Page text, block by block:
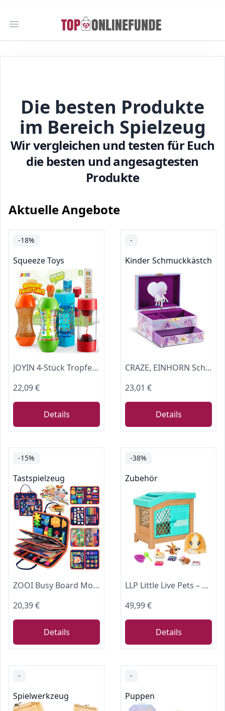
Open main menu
Die besten Produkte
im Bereich Spielzeug
Wir vergleichen und testen für Euch
die besten und angesagtesten
Produkte
Aktuelle Angebote
-18%
Squeeze Toys
JOYIN 4-Stück Tropfen Sanduhr Flüssig Bewegung Blasen,Intellektuelles Dekompression Sensorikspielzeug,Squeeze Toy (Rot, Sensorische Fidget-Röhren)
22,09 €
Details
-
Kinder Schmuckkästchen
CRAZE, EINHORN Schmuckkästchen Kinder mit Spieluhr , Schmuckschatulle Mädchen mit drehendem Einhorn & Spiegel
23,01 €
Details
-15%
Tastspielzeug
ZOOI Busy Board Montessori Spielzeug ab 1 Jahr, Busy Book Kinderspielzeug ab 1 2 3 Jahre, Baby Geschenk Spielzeug ab 1 2 3 Jahre, Einschulung Geschenk, Schultüte Füllung
20,39 €
Details
-38%
Zubehör
LLP Little Live Pets – Mama Surprise | Interaktives Mama-Meerschweinchen mit Stall und 3 Überraschungsbabys. Über 20 Geräusche und Reaktionen, Spielmuster wiederholbar, 5 Jahre / 60 Monate#
49,99 €
Details
-
Spielwerkzeug
-
Puppen